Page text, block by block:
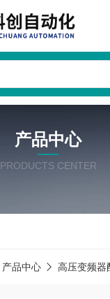
产品中心
PRODUCTS CENTER
产品中心 高压变频器